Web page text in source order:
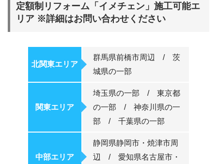
定額制リフォーム「イメチェン」施工可能エ
リア ※詳細はお問い合わせください
北関東エリア
群馬県前橋市周辺 / 茨
城県の一部
関東エリア
埼玉県の一部 / 東京都
の一部 / 神奈川県の一
部 / 千葉県の一部
中部エリア
静岡県静岡市・焼津市周
辺 / 愛知県名古屋市・